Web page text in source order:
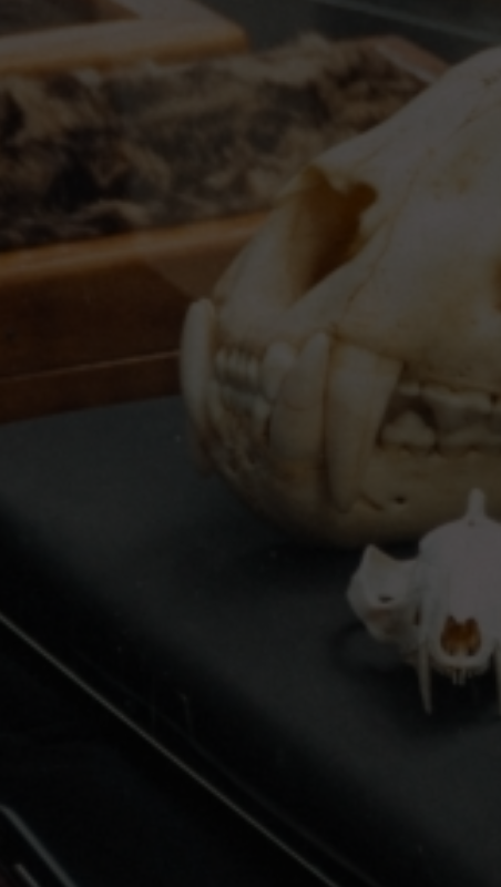
Escolha a vaga que você
quer concorrer: